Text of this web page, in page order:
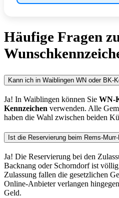
Häufige Fragen
Kann ich in Waiblingen WN oder BK-
Ja! In Waiblingen können Sie WN-
Kennzeichen verwenden. Alle
haben die Wahl zwischen beiden
Ist die Reservierung beim Rems-
Ja! Die Reservierung bei den
Backnang oder Schorndorf ist völlig
Zulassung fallen die gesetzlichen
Online-Anbieter verlangen
Geld.